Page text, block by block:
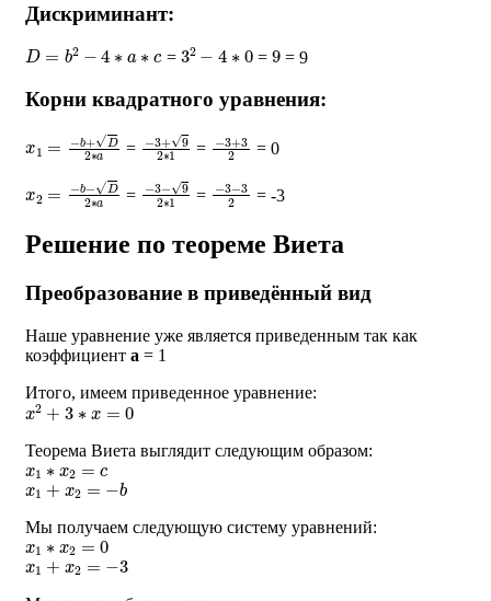
Дискриминант:
D= 2− a = 32 ∗ 0 =9 = 9
Корни квадратного уравнения:
+ D2∗ = 3 + 92 = 3 +3 = 0
b−D2∗ = −3−92 1
= −3−3 = -3
Решение по теореме Виета
Преобразование в приведённый вид
Наше уравнение уже является приведенным так как
коэффициент a = 1
Итого, имеем приведенное уравнение:
x2+3∗x=0
Теорема Виета выглядит следующим образом:
x1∗x2= c
x1 + x2 =− b
Мы получаем следующую систему уравнений:
x1∗x2=0
x1 + x2 =− 3